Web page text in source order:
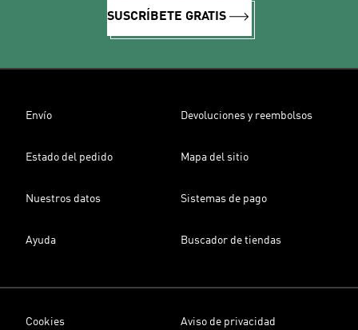
SUSCRÍBETE GRATIS
Envío Devoluciones y reembolsos
Estado del pedido Mapa del sitio
Nuestros datos Sistemas de pago
Ayuda Buscador de tiendas
Cookies Aviso de privacidad